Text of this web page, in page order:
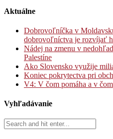
Aktuálne
Dobrovoľníčka v
dobrovoľníctva je rozvíjať
Nádej na zmenu v
Palestíne
Ako Slovensko využije
Koniec pokrytectva pri
V4: V čom pomáha a v
Vyhľadávanie